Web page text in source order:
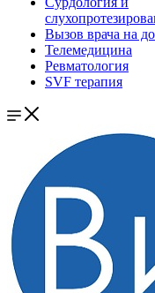
Вызов врача на
Телемедицина
Ревматология
SVF терапия